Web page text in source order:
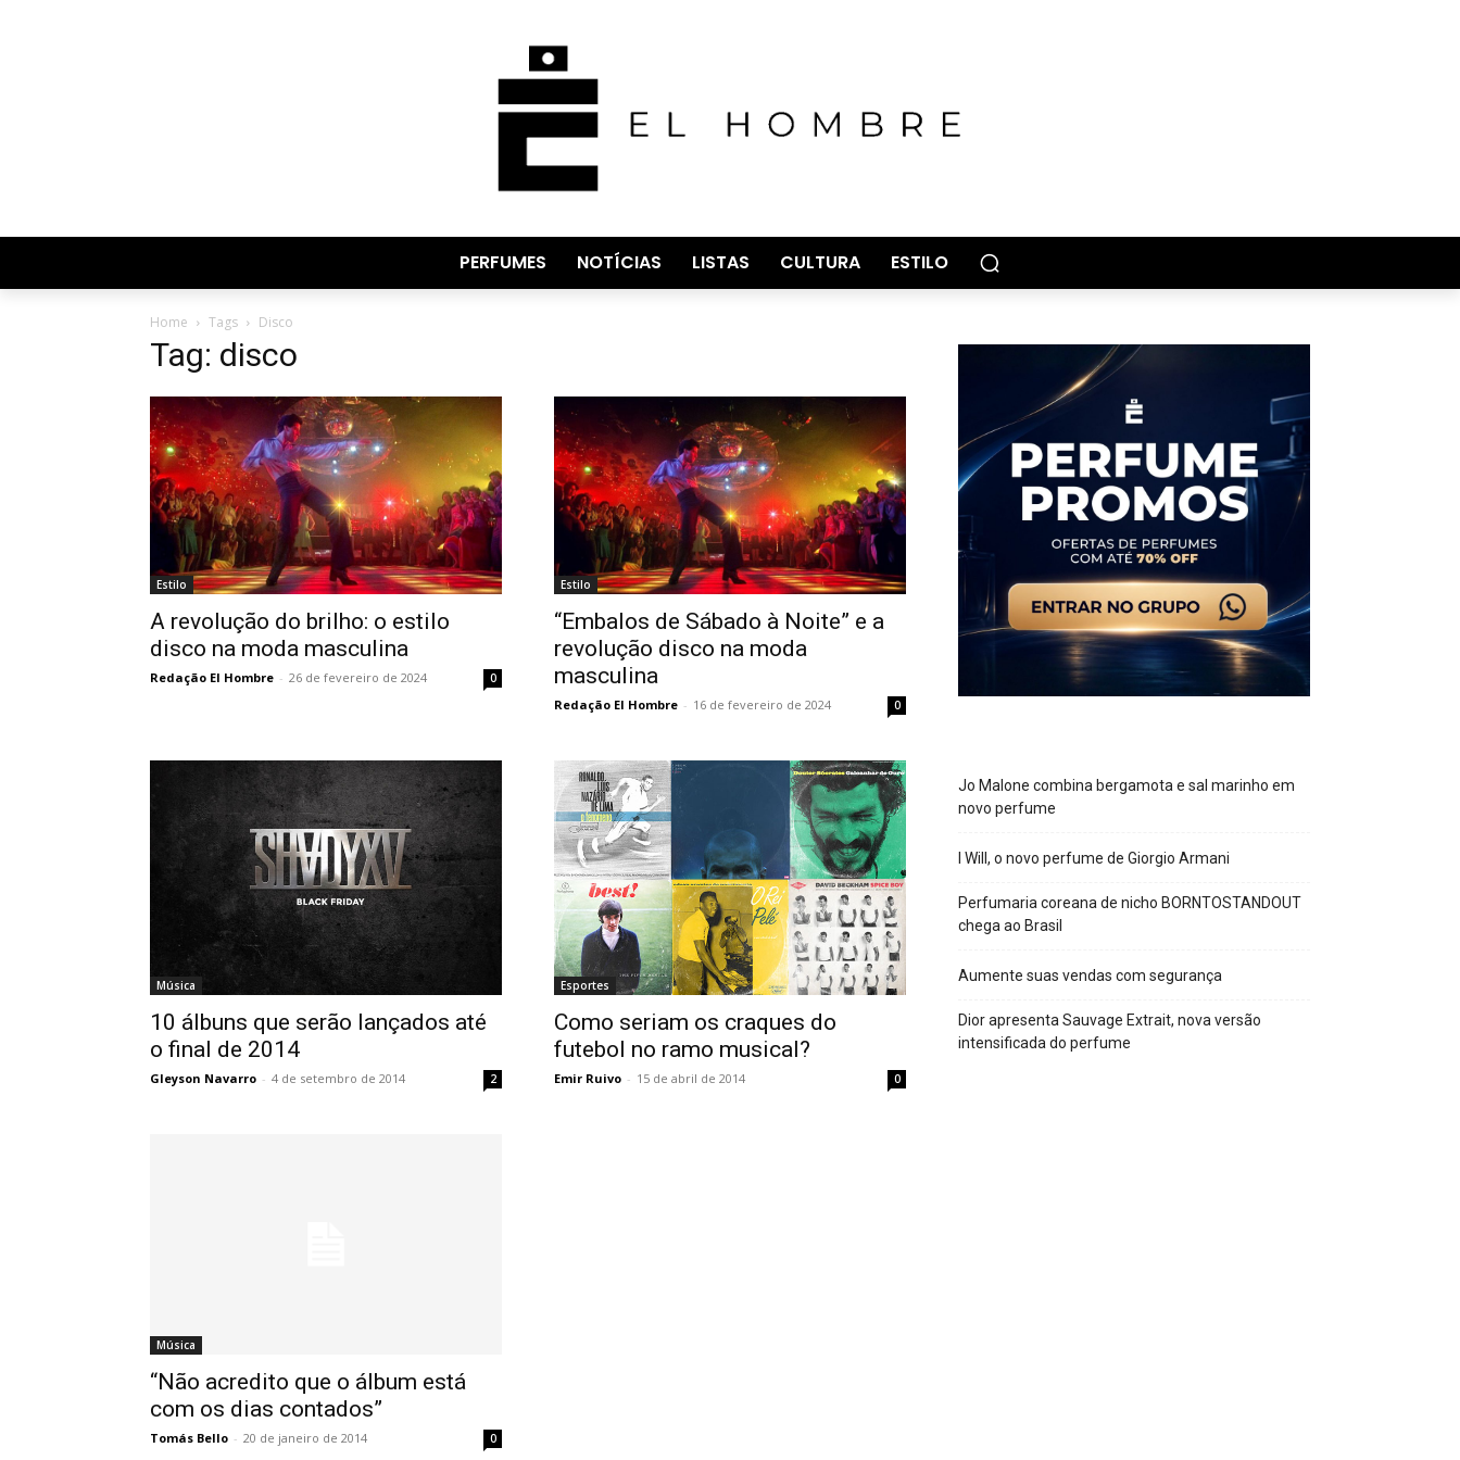
PERFUMES NOTÍCIAS LISTAS CULTURA ESTILO
Home Tags Disco
Tag: disco
Estilo
A revolução do brilho: o estilo
disco na moda masculina
Redação El Hombre - 26 de fevereiro de 2024 0
Estilo
“Embalos de Sábado à Noite” e a
revolução disco na moda
masculina
Redação El Hombre - 16 de fevereiro de 2024 0
Música
10 álbuns que serão lançados até
o final de 2014
Gleyson Navarro - 4 de setembro de 2014 2
Esportes
Como seriam os craques do
futebol no ramo musical?
Emir Ruivo - 15 de abril de 2014 0
Música
“Não acredito que o álbum está
com os dias contados”
Tomás Bello - 20 de janeiro de 2014 0
Jo Malone combina bergamota e sal marinho em
novo perfume
I Will, o novo perfume de Giorgio Armani
Perfumaria coreana de nicho BORNTOSTANDOUT
chega ao Brasil
Aumente suas vendas com segurança
Dior apresenta Sauvage Extrait, nova versão
intensificada do perfume